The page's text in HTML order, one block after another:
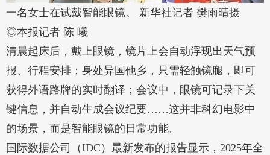
一名女士在试戴智能眼镜。 新华社记者 樊雨晴摄
◎本报记者 陈 曦
清晨起床后，戴上眼镜，镜片上会自动浮现出天气预
报、行程安排；身处异国他乡，只需轻触镜腿，即可
获得外语路牌的实时翻译；会议中，眼镜可记录下关
键信息，并自动生成会议纪要……这并非科幻电影中
的场景，而是智能眼镜的日常功能。
国际数据公司（IDC）最新发布的报告显示，2025年全